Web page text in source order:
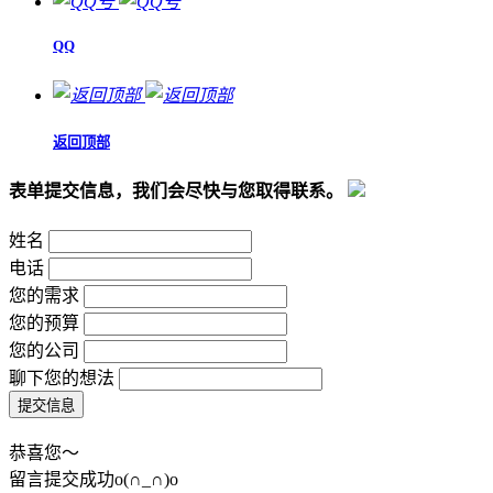
QQ
返回顶部
表单提交信息，我们会尽快与您取得联系。
姓名
电话
您的需求
您的预算
您的公司
聊下您的想法
恭喜您～
留言提交成功o(∩_∩)o